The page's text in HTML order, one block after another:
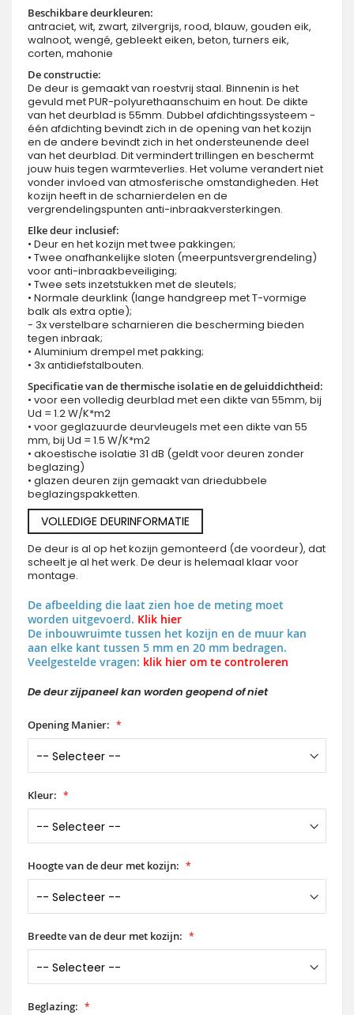
Beschikbare deurkleuren:
antraciet, wit, zwart, zilvergrijs, rood, blauw, gouden eik,
walnoot, wengé, gebleekt eiken, beton, turners eik,
corten, mahonie
De constructie:
De deur is gemaakt van roestvrij staal. Binnenin is het
gevuld met PUR-polyurethaanschuim en hout. De dikte
van het deurblad is 55mm. Dubbel afdichtingssysteem -
één afdichting bevindt zich in de opening van het kozijn
en de andere bevindt zich in het ondersteunende deel
van het deurblad. Dit vermindert trillingen en beschermt
jouw huis tegen warmteverlies. Het volume verandert niet
vonder invloed van atmosferische omstandigheden. Het
kozijn heeft in de scharnierdelen en de
vergrendelingspunten anti-inbraakversterkingen.
Elke deur inclusief:
• Deur en het kozijn met twee pakkingen;
• Twee onafhankelijke sloten (meerpuntsvergrendeling)
voor anti-inbraakbeveiliging;
• Twee sets inzetstukken met de sleutels;
• Normale deurklink (lange handgreep met T-vormige
balk als extra optie);
- 3x verstelbare scharnieren die bescherming bieden
tegen inbraak;
• Aluminium drempel met pakking;
• 3x antidiefstalbouten.
Specificatie van de thermische isolatie en de geluiddichtheid:
• voor een volledig deurblad met een dikte van 55mm, bij
Ud = 1.2 W/K*m2
• voor geglazuurde deurvleugels met een dikte van 55
mm, bij Ud = 1.5 W/K*m2
• akoestische isolatie 31 dB (geldt voor deuren zonder
beglazing)
• glazen deuren zijn gemaakt van driedubbele
beglazingspakketten.
VOLLEDIGE DEURINFORMATIE
De deur is al op het kozijn gemonteerd (de voordeur), dat
scheelt je al het werk. De deur is helemaal klaar voor
montage.
De afbeelding die laat zien hoe de meting moet
worden uitgevoerd. Klik hier
De inbouwruimte tussen het kozijn en de muur kan
aan elke kant tussen 5 mm en 20 mm bedragen.
Veelgestelde vragen: klik hier om te controleren
De deur zijpaneel kan worden geopend of niet
Opening Manier:
Kleur:
Hoogte van de deur met kozijn:
Breedte van de deur met kozijn:
Beglazing: